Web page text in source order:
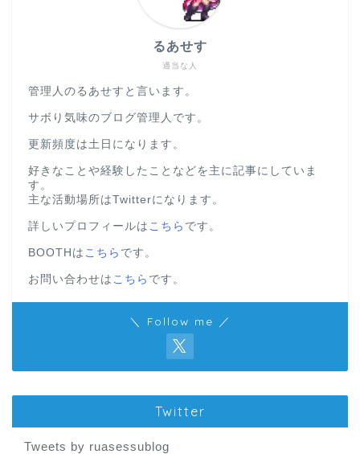
適当な人
るあせす
管理人のるあせすと言います。
サボり気味のブログ管理人です。
更新頻度は土日になります。
好きなことや経験したことなどを主に記事にしていま
す。
主な活動場所はTwitterになります。
詳しいプロフィールは こちら です。
BOOTHは こちら です。
お問い合わせは こちら です。
＼ Follow me ／
Twitter
Tweets by ruasessublog